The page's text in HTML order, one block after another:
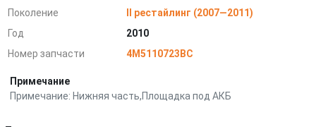
Поколение
II рестайлинг (2007—2011)
Год
2010
Номер запчасти
4M5110723BC
Примечание
Примечание: Нижняя часть,Площадка под АКБ